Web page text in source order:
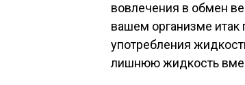
вовлечения в обмен
вашем организме итак
употребления
лишнюю жидкость